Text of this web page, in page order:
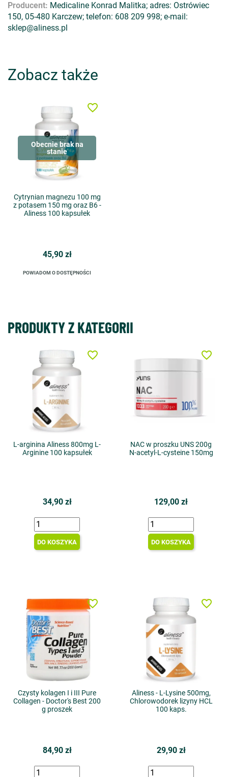
Producent: Medicaline Konrad Malitka; adres: Ostrówiec
150, 05-480 Karczew; telefon: 608 209 998; e-mail:
sklep@aliness.pl
Zobacz także
Obecnie brak na
stanie
Cytrynian magnezu 100 mg
z potasem 150 mg oraz B6 -
Aliness 100 kapsułek
45,90 zł
POWIADOM O DOSTĘPNOŚCI
favorite_border
PRODUKTY Z KATEGORII
L-arginina Aliness 800mg L-
Arginine 100 kapsułek
34,90 zł
DO KOSZYKA
favorite_border
NAC w proszku UNS 200g
N-acetyl-L-cysteine 150mg
129,00 zł
DO KOSZYKA
favorite_border
Czysty kolagen I i III Pure
Collagen - Doctor's Best 200
g proszek
84,90 zł
favorite_border
Aliness - L-Lysine 500mg,
Chlorowodorek lizyny HCL
100 kaps.
29,90 zł
favorite_border